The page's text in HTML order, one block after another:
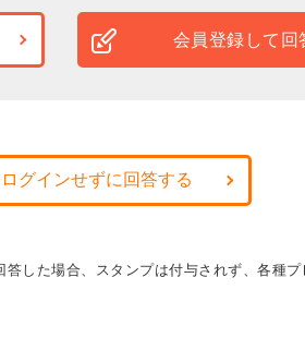
会員登録して回
グインせずに回答する
した場合、スタンプは付与されず、各種